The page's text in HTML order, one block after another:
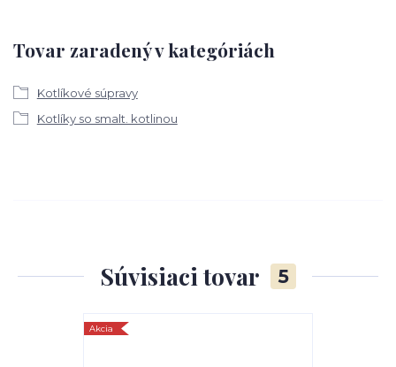
Tovar zaradený v kategóriách
Kotlíkové súpravy
Kotlíky so smalt. kotlinou
Súvisiaci tovar 5
Akcia